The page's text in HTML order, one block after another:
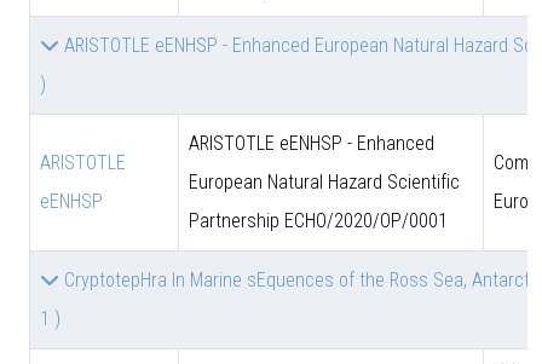
ARISTOTLE eENHSP - Enhanced European Natural Hazard
)
ARISTOTLE
eENHSP
ARISTOTLE eENHSP - Enhanced
European Natural Hazard Scientific
Partnership ECHO/2020/OP/0001
CryptotepHra In Marine sEquences of the Ross Sea,
1 )